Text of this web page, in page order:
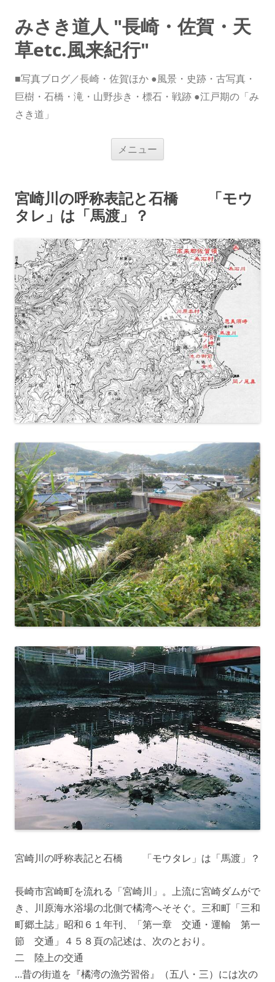
みさき道人 "長崎・佐賀・天
草etc.風来紀行"
■写真ブログ／長崎・佐賀ほか ●風景・史跡・古写真・
巨樹・石橋・滝・山野歩き・標石・戦跡 ●江戸期の「み
さき道」
メニュー
ス
キ
宮崎川の呼称表記と石橋 「モウ
タレ」は「馬渡」？
宮崎川の呼称表記と石橋 「モウタレ」は「馬渡」？
長崎市宮崎町を流れる「宮崎川」。上流に宮崎ダムがで
き、川原海水浴場の北側で橘湾へそそぐ。三和町「三和
町郷土誌」昭和６１年刊、「第一章 交通・運輸 第一
節 交通」４５８頁の記述は、次のとおり。
二 陸上の交通
…昔の街道を『橘湾の漁労習俗』（五八・三）には次の